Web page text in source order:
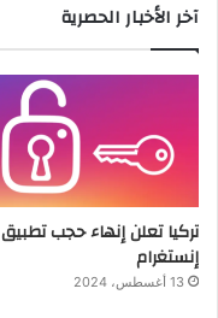
آخر الأخبار الحصرية
تركيا تعلن إنهاء حجب تطبيق
إنستغرام
13 أغسطس، 2024